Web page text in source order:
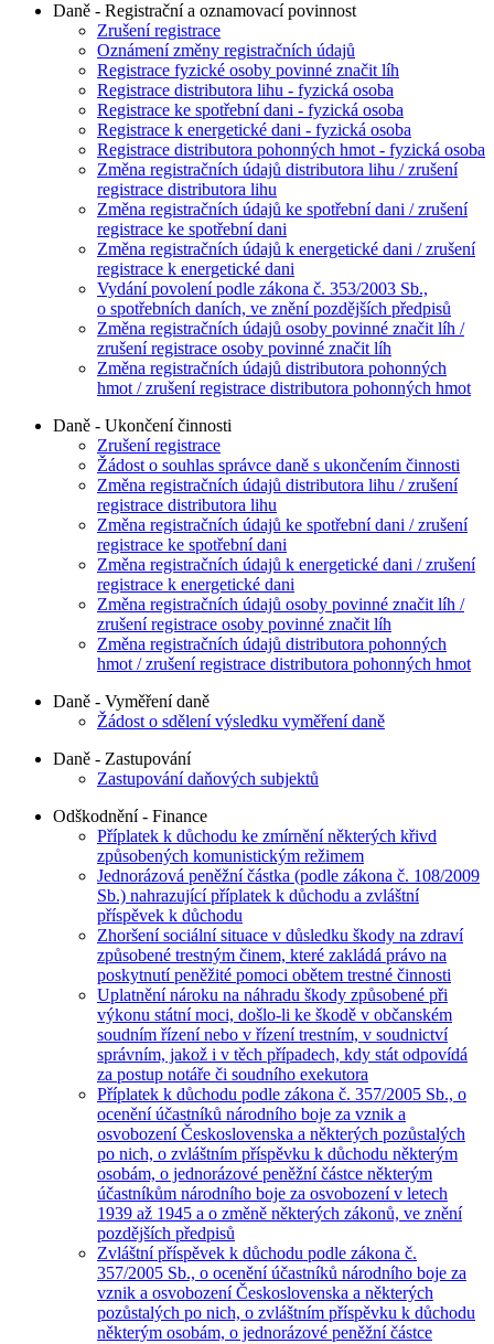
Daně - Registrační a oznamovací povinnost
Zrušení registrace
Oznámení změny registračních údajů
Registrace fyzické osoby povinné značit líh
Registrace distributora lihu - fyzická osoba
Registrace ke spotřební dani - fyzická osoba
Registrace k energetické dani - fyzická osoba
Registrace distributora pohonných hmot - fyzická osoba
Změna registračních údajů distributora lihu / zrušení
registrace distributora lihu
Změna registračních údajů ke spotřební dani / zrušení
registrace ke spotřební dani
Změna registračních údajů k energetické dani / zrušení
registrace k energetické dani
Vydání povolení podle zákona č. 353/2003 Sb.,
o spotřebních daních, ve znění pozdějších předpisů
Změna registračních údajů osoby povinné značit líh /
zrušení registrace osoby povinné značit líh
Změna registračních údajů distributora pohonných
hmot / zrušení registrace distributora pohonných hmot
Daně - Ukončení činnosti
Zrušení registrace
Žádost o souhlas správce daně s ukončením činnosti
Změna registračních údajů distributora lihu / zrušení
registrace distributora lihu
Změna registračních údajů ke spotřební dani / zrušení
registrace ke spotřební dani
Změna registračních údajů k energetické dani / zrušení
registrace k energetické dani
Změna registračních údajů osoby povinné značit líh /
zrušení registrace osoby povinné značit líh
Změna registračních údajů distributora pohonných
hmot / zrušení registrace distributora pohonných hmot
Daně - Vyměření daně
Žádost o sdělení výsledku vyměření daně
Daně - Zastupování
Zastupování daňových subjektů
Odškodnění - Finance
Příplatek k důchodu ke zmírnění některých křivd
způsobených komunistickým režimem
Jednorázová peněžní částka (podle zákona č. 108/2009
Sb.) nahrazující příplatek k důchodu a zvláštní
příspěvek k důchodu
Zhoršení sociální situace v důsledku škody na zdraví
způsobené trestným činem, které zakládá právo na
poskytnutí peněžité pomoci obětem trestné činnosti
Uplatnění nároku na náhradu škody způsobené při
výkonu státní moci, došlo-li ke škodě v občanském
soudním řízení nebo v řízení trestním, v soudnictví
správním, jakož i v těch případech, kdy stát odpovídá
za postup notáře či soudního exekutora
Příplatek k důchodu podle zákona č. 357/2005 Sb., o
ocenění účastníků národního boje za vznik a
osvobození Československa a některých pozůstalých
po nich, o zvláštním příspěvku k důchodu některým
osobám, o jednorázové peněžní částce některým
účastníkům národního boje za osvobození v letech
1939 až 1945 a o změně některých zákonů, ve znění
pozdějších předpisů
Zvláštní příspěvek k důchodu podle zákona č.
357/2005 Sb., o ocenění účastníků národního boje za
vznik a osvobození Československa a některých
pozůstalých po nich, o zvláštním příspěvku k důchodu
některým osobám, o jednorázové peněžní částce